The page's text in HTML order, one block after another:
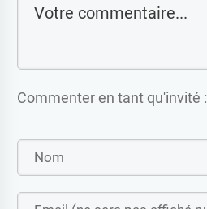
Commenter en tant qu'invité :